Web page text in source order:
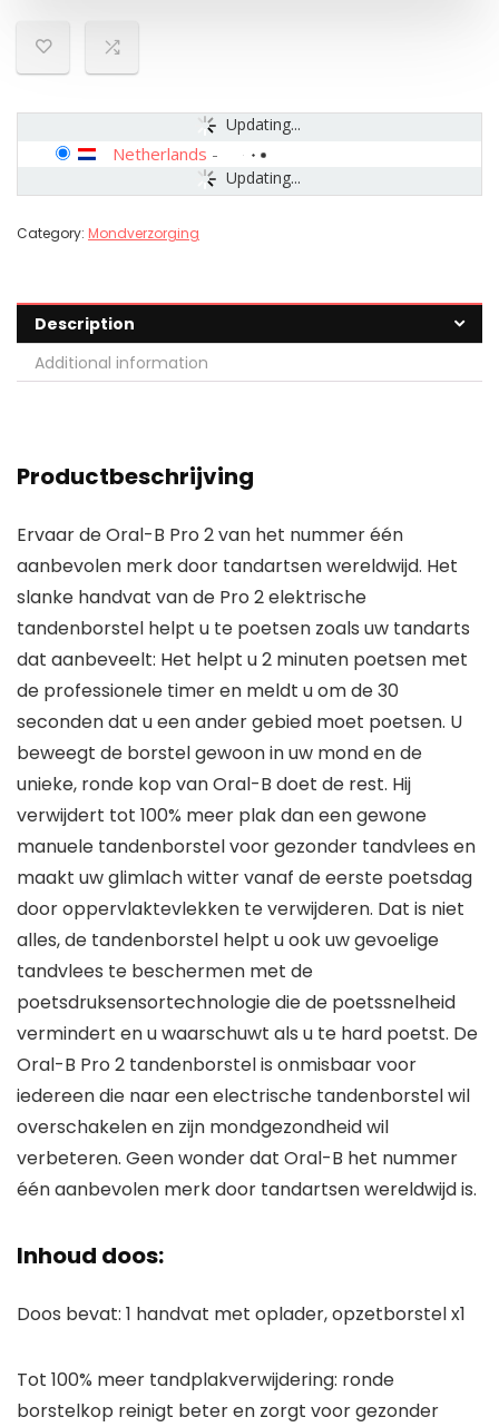
Updating...
Updating...
Netherlands -
Category: Mondverzorging
Description
Additional information
Productbeschrijving
Ervaar de Oral-B Pro 2 van het nummer één
aanbevolen merk door tandartsen wereldwijd. Het
slanke handvat van de Pro 2 elektrische
tandenborstel helpt u te poetsen zoals uw tandarts
dat aanbeveelt: Het helpt u 2 minuten poetsen met
de professionele timer en meldt u om de 30
seconden dat u een ander gebied moet poetsen. U
beweegt de borstel gewoon in uw mond en de
unieke, ronde kop van Oral-B doet de rest. Hij
verwijdert tot 100% meer plak dan een gewone
manuele tandenborstel voor gezonder tandvlees en
maakt uw glimlach witter vanaf de eerste poetsdag
door oppervlaktevlekken te verwijderen. Dat is niet
alles, de tandenborstel helpt u ook uw gevoelige
tandvlees te beschermen met de
poetsdruksensortechnologie die de poetssnelheid
vermindert en u waarschuwt als u te hard poetst. De
Oral-B Pro 2 tandenborstel is onmisbaar voor
iedereen die naar een electrische tandenborstel wil
overschakelen en zijn mondgezondheid wil
verbeteren. Geen wonder dat Oral-B het nummer
één aanbevolen merk door tandartsen wereldwijd is.
Inhoud doos:
Doos bevat: 1 handvat met oplader, opzetborstel x1
Tot 100% meer tandplakverwijdering: ronde
borstelkop reinigt beter en zorgt voor gezonder